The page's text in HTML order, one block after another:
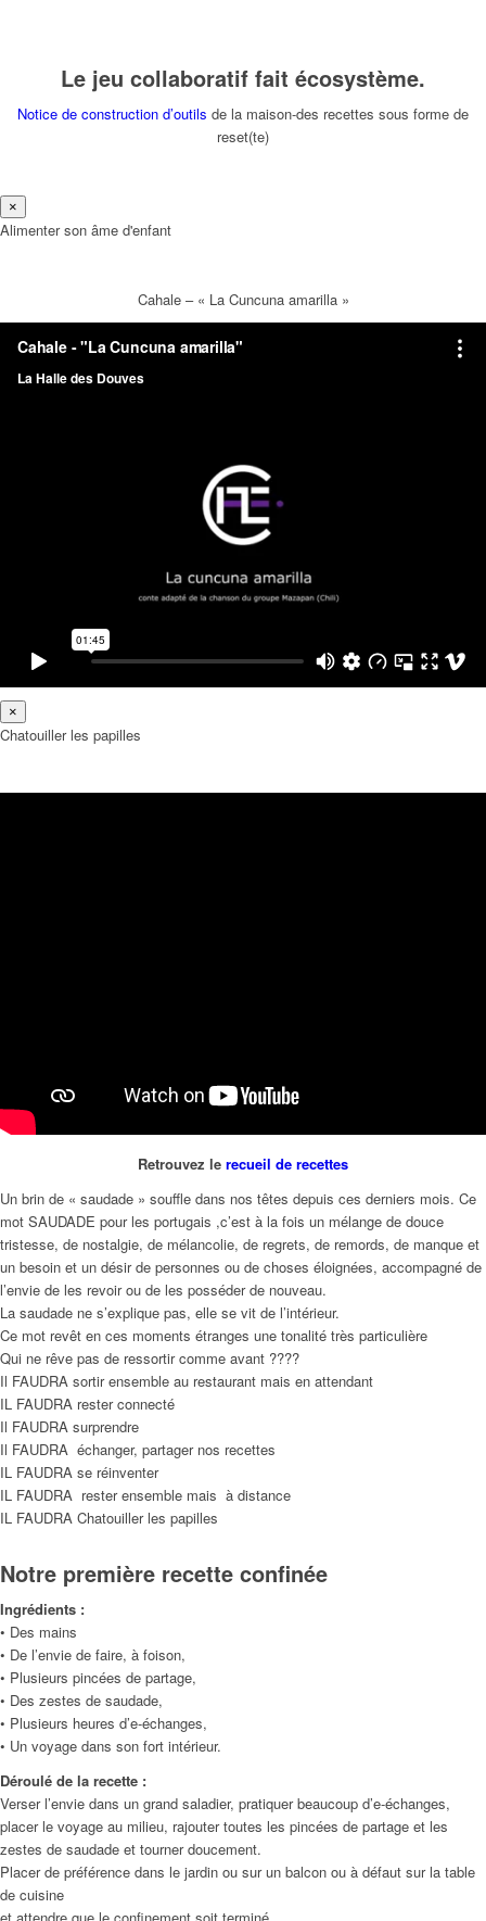
Le jeu collaboratif fait écosystème.
Notice de construction d’outils de la maison-des recettes sous forme de
reset(te)
×
Alimenter son âme d'enfant
Cahale – « La Cuncuna amarilla »
×
Chatouiller les papilles
Retrouvez le recueil de recettes
Un brin de « saudade » souffle dans nos têtes depuis ces derniers mois. Ce
mot SAUDADE pour les portugais ,c’est à la fois un mélange de douce
tristesse, de nostalgie, de mélancolie, de regrets, de remords, de manque et
un besoin et un désir de personnes ou de choses éloignées, accompagné de
l’envie de les revoir ou de les posséder de nouveau.
La saudade ne s’explique pas, elle se vit de l’intérieur.
Ce mot revêt en ces moments étranges une tonalité très particulière
Qui ne rêve pas de ressortir comme avant ????
Il FAUDRA sortir ensemble au restaurant mais en attendant
IL FAUDRA rester connecté
Il FAUDRA surprendre
Il FAUDRA échanger, partager nos recettes
IL FAUDRA se réinventer
IL FAUDRA rester ensemble mais à distance
IL FAUDRA Chatouiller les papilles
Notre première recette confinée
Ingrédients :
• Des mains
• De l’envie de faire, à foison,
• Plusieurs pincées de partage,
• Des zestes de saudade,
• Plusieurs heures d’e-échanges,
• Un voyage dans son fort intérieur.
Déroulé de la recette :
Verser l’envie dans un grand saladier, pratiquer beaucoup d’e-échanges,
placer le voyage au milieu, rajouter toutes les pincées de partage et les
zestes de saudade et tourner doucement.
Placer de préférence dans le jardin ou sur un balcon ou à défaut sur la table
de cuisine